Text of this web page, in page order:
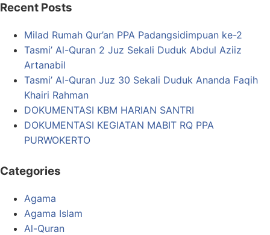
Recent Posts
Milad Rumah Qur’an PPA Padangsidimpuan ke-2
Tasmi’ Al-Quran 2 Juz Sekali Duduk Abdul Aziiz
Artanabil
Tasmi’ Al-Quran Juz 30 Sekali Duduk Ananda Faqih
Khairi Rahman
DOKUMENTASI KBM HARIAN SANTRI
DOKUMENTASI KEGIATAN MABIT RQ PPA
PURWOKERTO
Categories
Agama
Agama Islam
Al-Quran